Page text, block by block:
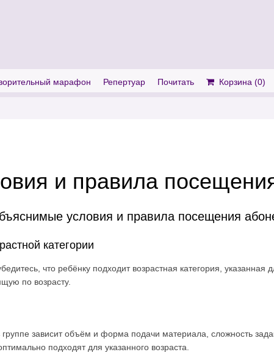
марафон Репертуар Почитать Корзина (0)
и правила
условия и правила посещения
категории
что ребёнку подходит возрастная категория,
по возрасту.
группе зависит объём и форма подачи материала, сложность
подходят для указанного возраста.